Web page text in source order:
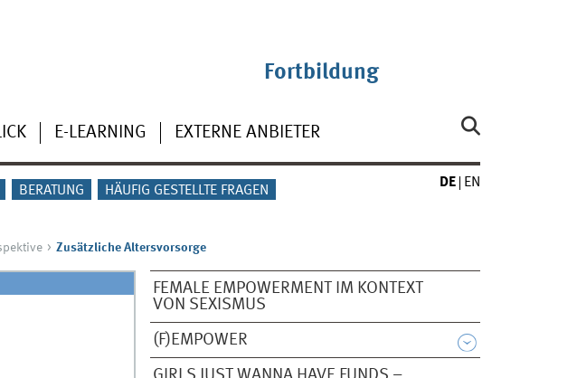
Fortbildung
E-LEARNING EXTERNE ANBIETER
BERATUNG HÄUFIG GESTELLTE FRAGEN
DE EN
Zusätzliche Altersvorsorge
FEMALE EMPOWERMENT IM KONTEXT
VON SEXISMUS
(F)EMPOWER